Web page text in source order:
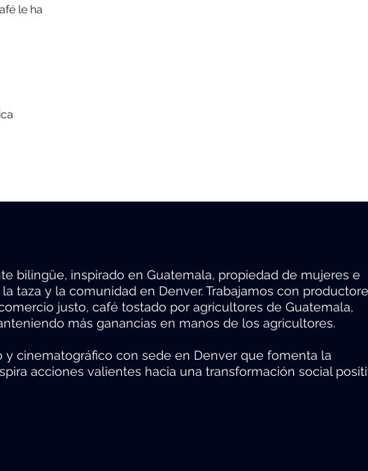
le ha
bilingüe, inspirado en Guatemala, propiedad de mujeres e
taza y la comunidad en Denver. Trabajamos con
justo, café tostado por agricultores de Guatemala,
más ganancias en manos de los agricultores.
y cinematográfico con sede en Denver que fomenta la
acciones valientes hacia una transformación social